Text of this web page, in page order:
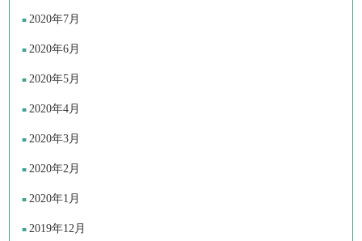
2020年7月
2020年6月
2020年5月
2020年4月
2020年3月
2020年2月
2020年1月
2019年12月